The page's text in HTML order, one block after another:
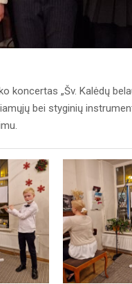
koncertas „Šv. Kalėdų
bei styginių